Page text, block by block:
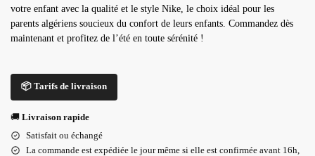
votre enfant avec la qualité et le style Nike, le choix idéal pour les
parents algériens soucieux du confort de leurs enfants. Commandez dès
maintenant et profitez de l’été en toute sérénité !
📦 Tarifs de livraison
🚚 Livraison rapide
Satisfait ou échangé
La commande est expédiée le jour même si elle est confirmée avant 16h,